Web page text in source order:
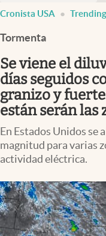
Espiritual
Streaming
Lifestyle
Cronista USA Trending
Tormenta
Se viene el
días seguidos
granizo y
están serán las
En Estados Unidos se
magnitud para varias
actividad eléctrica.